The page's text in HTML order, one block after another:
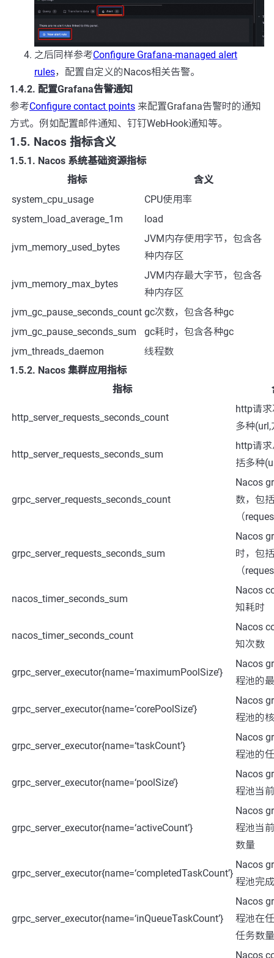
之后同样参考Configure Grafana-managed alert
rules，配置自定义的Nacos相关告警。
1.4.2. 配置Grafana告警通知
参考Configure contact points 来配置Grafana告警时的通知
方式。例如配置邮件通知、钉钉WebHook通知等。
1.5. Nacos 指标含义
1.5.1. Nacos 系统基础资源指标
指标
含义
system_cpu_usage
CPU使用率
system_load_average_1m
load
jvm_memory_used_bytes
JVM内存使用字节，包含各
种内存区
jvm_memory_max_bytes
JVM内存最大字节，包含各
种内存区
jvm_gc_pause_seconds_count gc次数，包含各种gc
jvm_gc_pause_seconds_sum
gc耗时，包含各种gc
jvm_threads_daemon
线程数
1.5.2. Nacos 集群应用指标
指标
http_server_requests_seconds_count
http请
多种
http_server_requests_seconds_sum
http请
括多种
grpc_server_requests_seconds_count
Nacos
数，包
（
grpc_server_requests_seconds_sum
Nacos
时，包
（
nacos_timer_seconds_sum
Nacos
知耗时
nacos_timer_seconds_count
Nacos
知次数
grpc_server_executor{name=‘maximumPoolSize’}
Nacos
程池的
grpc_server_executor{name=‘corePoolSize’}
Nacos
程池的
grpc_server_executor{name=‘taskCount’}
Nacos
程池的
grpc_server_executor{name=‘poolSize’}
Nacos
程池当
grpc_server_executor{name=‘activeCount’}
Nacos
程池当
数量
grpc_server_executor{name=‘completedTaskCount’}
Nacos
程池完
grpc_server_executor{name=‘inQueueTaskCount’}
Nacos
程池在
任务数量
Nacos